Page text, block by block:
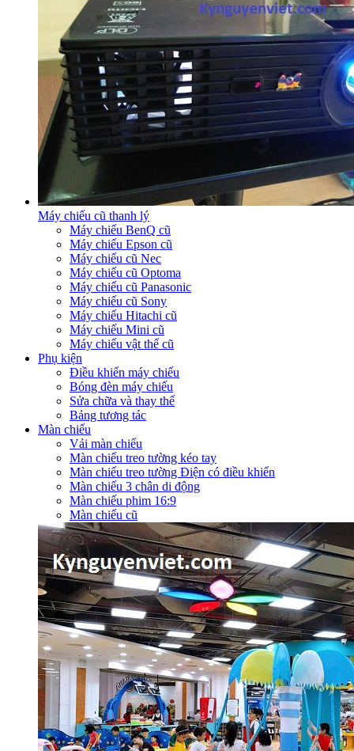
Máy chiếu cũ thanh lý
Máy chiếu BenQ cũ
Máy chiếu Epson cũ
Máy chiếu cũ Nec
Máy chiếu cũ Optoma
Máy chiếu cũ Panasonic
Máy chiếu cũ Sony
Máy chiếu Hitachi cũ
Máy chiếu Mini cũ
Máy chiếu vật thể cũ
Phụ kiện
Điều khiển máy chiếu
Bóng đèn máy chiếu
Sửa chữa và thay thế
Bảng tương tác
Màn chiếu
Vải màn chiếu
Màn chiếu treo tường kéo tay
Màn chiếu treo tường Điện có điều khiển
Màn chiếu 3 chân di động
Màn chiếu phim 16:9
Màn chiếu cũ